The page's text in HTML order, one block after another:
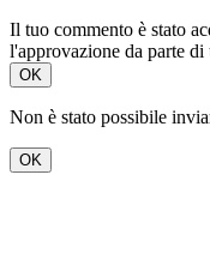
Il tuo commento è stato
l'approvazione da parte di
OK
Non è stato possibile
OK